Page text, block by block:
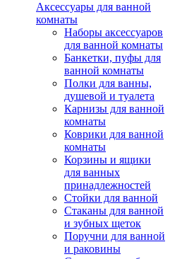
Аксессуары для ванной
комнаты
Наборы аксессуаров
для ванной комнаты
Банкетки, пуфы для
ванной комнаты
Полки для ванны,
душевой и туалета
Карнизы для ванной
комнаты
Коврики для ванной
комнаты
Корзины и ящики
для ванных
принадлежностей
Стойки для ванной
Стаканы для ванной
и зубных щеток
Поручни для ванной
и раковины